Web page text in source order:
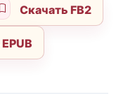
Скачать FB2